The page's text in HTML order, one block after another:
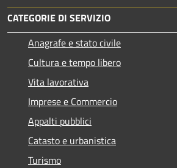
CATEGORIE DI SERVIZIO
Anagrafe e stato civile
Cultura e tempo libero
Vita lavorativa
Imprese e Commercio
Appalti pubblici
Catasto e urbanistica
Turismo